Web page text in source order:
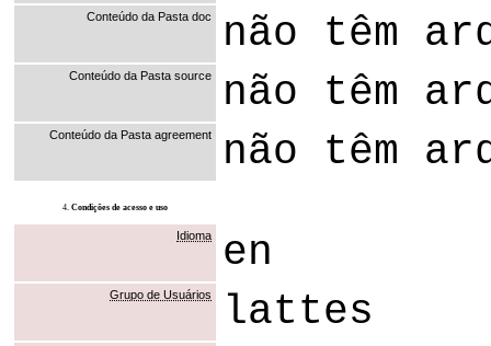
Conteúdo da Pasta doc não têm
Conteúdo da Pasta source não têm
Conteúdo da Pasta agreement não têm
4. Condições de acesso e uso
Idioma en
Grupo de Usuários lattes